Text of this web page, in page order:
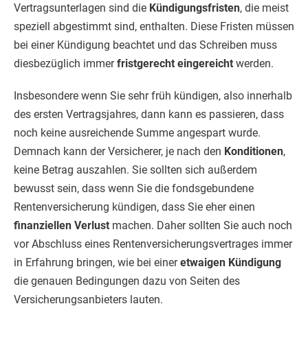
Vertragsunterlagen sind die Kündigungsfristen, die meist
speziell abgestimmt sind, enthalten. Diese Fristen müssen
bei einer Kündigung beachtet und das Schreiben muss
diesbezüglich immerfristgerecht eingereicht werden.
Insbesondere wenn Sie sehr früh kündigen, also innerhalb
des ersten Vertragsjahres, dann kann es passieren, dass
noch keine ausreichende Summe angespart wurde.
Demnach kann der Versicherer, je nach den Konditionen,
keine Betrag auszahlen. Sie sollten sich außerdem
bewusst sein, dass wenn Sie die fondsgebundene
Rentenversicherung kündigen, dass Sie eher einen
finanziellen Verlust machen. Daher sollten Sie auch noch
vor Abschluss eines Rentenversicherungsvertrages immer
in Erfahrung bringen, wie bei eineretwaigen Kündigung
die genauen Bedingungen dazu von Seiten des
Versicherungsanbieters lauten.